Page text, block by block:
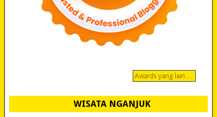
Awards yang lain…
WISATA NGANJUK